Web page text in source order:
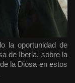
la oportunidad de
de Iberia, sobre la
la Diosa en estos